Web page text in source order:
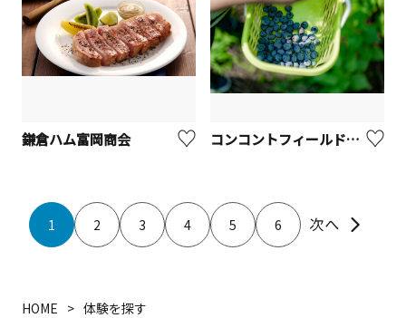
鎌倉ハム富岡商会 コンコントフィールド（ブルーベリーガーデン旭）
1 2 3 4 5 6
HOME 体験を探す